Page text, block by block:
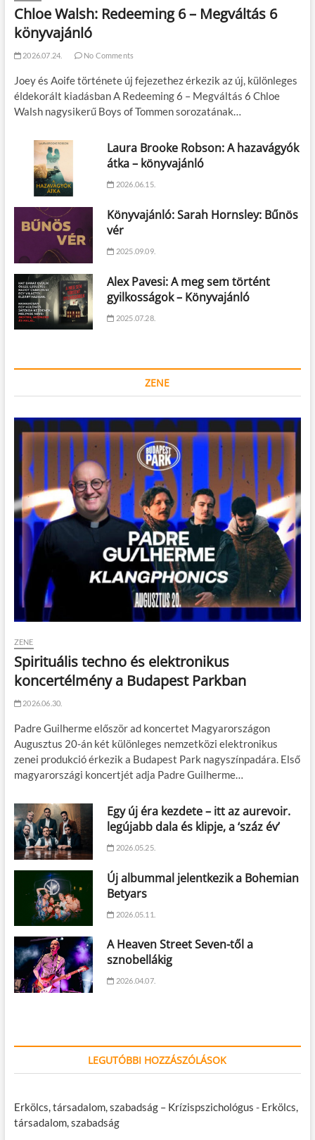
Chloe Walsh: Redeeming 6 – Megváltás 6
könyvajánló
2026.07.24. No Comments
Joey és Aoife története új fejezethez érkezik az új, különleges
éldekorált kiadásban A Redeeming 6 – Megváltás 6 Chloe
Walsh nagysikerű Boys of Tommen sorozatának…
Laura Brooke Robson: A hazavágyók
átka – könyvajánló
2026.06.15.
Könyvajánló: Sarah Hornsley: Bűnös
vér
2025.09.09.
Alex Pavesi: A meg sem történt
gyilkosságok – Könyvajánló
2025.07.28.
ZENE
ZENE
Spirituális techno és elektronikus
koncertélmény a Budapest Parkban
2026.06.30.
Padre Guilherme először ad koncertet Magyarországon
Augusztus 20-án két különleges nemzetközi elektronikus
zenei produkció érkezik a Budapest Park nagyszínpadára. Első
magyarországi koncertjét adja Padre Guilherme…
Egy új éra kezdete – itt az aurevoir.
legújabb dala és klipje, a ‘száz év’
2026.05.25.
Új albummal jelentkezik a Bohemian
Betyars
2026.05.11.
A Heaven Street Seven-től a
sznobellákig
2026.04.07.
LEGUTÓBBI HOZZÁSZÓLÁSOK
Erkölcs, társadalom, szabadság – Krízispszichológus - Erkölcs,
társadalom, szabadság